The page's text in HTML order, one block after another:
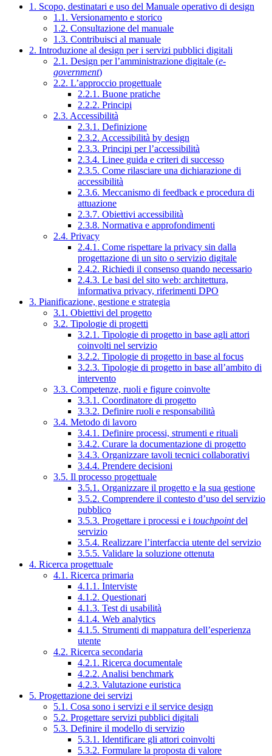
1. Scopo, destinatari e uso del Manuale operativo di design
1.1. Versionamento e storico
1.2. Consultazione del manuale
1.3. Contribuisci al manuale
2. Introduzione al design per i servizi pubblici digitali
2.1. Design per l’amministrazione digitale (e-
government)
2.2. L’approccio progettuale
2.2.1. Buone pratiche
2.2.2. Principi
2.3. Accessibilità
2.3.1. Definizione
2.3.2. Accessibilità by design
2.3.3. Principi per l’accessibilità
2.3.4. Linee guida e criteri di successo
2.3.5. Come rilasciare una dichiarazione di
accessibilità
2.3.6. Meccanismo di feedback e procedura di
attuazione
2.3.7. Obiettivi accessibilità
2.3.8. Normativa e approfondimenti
2.4. Privacy
2.4.1. Come rispettare la privacy sin dalla
progettazione di un sito o servizio digitale
2.4.2. Richiedi il consenso quando necessario
2.4.3. Le basi del sito web: architettura,
informativa privacy, riferimenti DPO
3. Pianificazione, gestione e strategia
3.1. Obiettivi del progetto
3.2. Tipologie di progetti
3.2.1. Tipologie di progetto in base agli attori
coinvolti nel servizio
3.2.2. Tipologie di progetto in base al focus
3.2.3. Tipologie di progetto in base all’ambito di
intervento
3.3. Competenze, ruoli e figure coinvolte
3.3.1. Coordinatore di progetto
3.3.2. Definire ruoli e responsabilità
3.4. Metodo di lavoro
3.4.1. Definire processi, strumenti e rituali
3.4.2. Curare la documentazione di progetto
3.4.3. Organizzare tavoli tecnici collaborativi
3.4.4. Prendere decisioni
3.5. Il processo progettuale
3.5.1. Organizzare il progetto e la sua gestione
3.5.2. Comprendere il contesto d’uso del servizio
pubblico
3.5.3. Progettare i processi e i touchpointdel
servizio
3.5.4. Realizzare l’interfaccia utente del servizio
3.5.5. Validare la soluzione ottenuta
4. Ricerca progettuale
4.1. Ricerca primaria
4.1.1. Interviste
4.1.2. Questionari
4.1.3. Test di usabilità
4.1.4. Web analytics
4.1.5. Strumenti di mappatura dell’esperienza
utente
4.2. Ricerca secondaria
4.2.1. Ricerca documentale
4.2.2. Analisi benchmark
4.2.3. Valutazione euristica
5. Progettazione dei servizi
5.1. Cosa sono i servizi e il service design
5.2. Progettare servizi pubblici digitali
5.3. Definire il modello di servizio
5.3.1. Identificare gli attori coinvolti
5.3.2. Formulare la proposta di valore